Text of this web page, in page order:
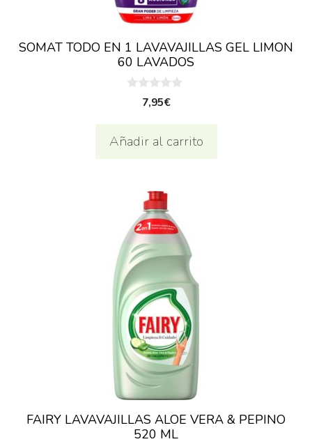
SOMAT TODO EN 1 LAVAVAJILLAS GEL LIMON
60 LAVADOS
7,95€
Añadir al carrito
FAIRY LAVAVAJILLAS ALOE VERA & PEPINO
520 ML